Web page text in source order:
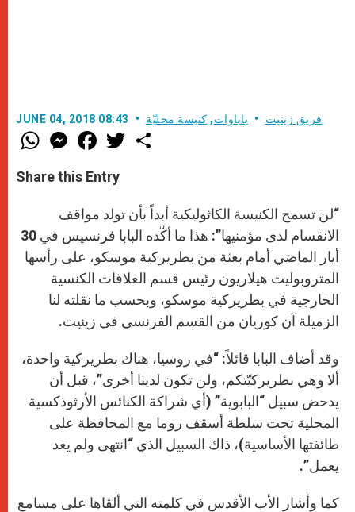
JUNE 04, 2018 08:43 فريق زينيت باباوات, كنيسة محليّة
W
h
t
s
M
e
s
e
g
e
r
F
a
e
b
o
k
w
r
Share this Entry
“لن تسمح الكنيسة الكاثوليكية أبداً بأن تولد مواقف
الانقسام لدى مؤمنيها”: هذا ما أكّده البابا فرنسيس في 30
أيار الماضي أمام بعثة من بطريركية موسكو، على رأسها
المتروبوليت هيلاريون رئيس قسم العلاقات الكنسية
الخارجية في بطريركية موسكو، وبحسب ما نقلته لنا
الزميلة آن كوريان من القسم الفرنسي في زينيت.
وقد أضاف البابا قائلاً: “في روسيا، هناك بطريركية واحدة،
ألا وهي بطريركيّتكم، ولن تكون لدينا أخرى”، قبل أن
يدحض سبيل “البابوية” (أي شراكة الكنائس الأرثوذكسية
المحلية تحت سلطة أسقف روما مع المحافظة على
طائفتها الأساسية)، ذاك السبيل الذي “انتهى ولم يعد
يعمل”.
كما وأشار الأب الأقدس في كلمته التي ألقاها على مسامع